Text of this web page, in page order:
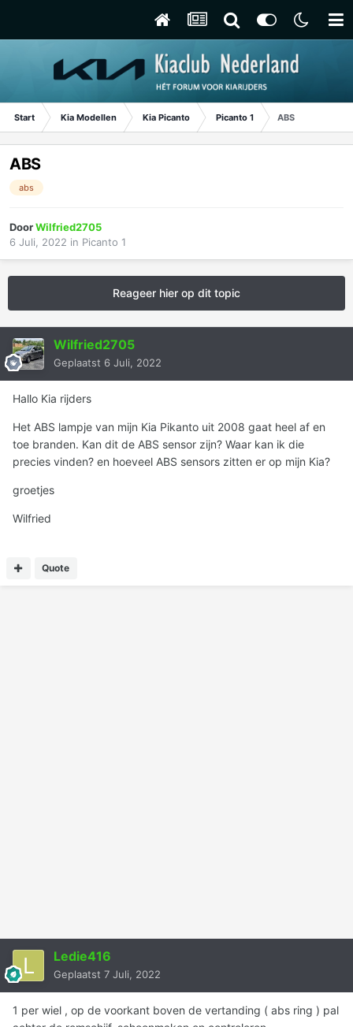
Start Kia Modellen Kia Picanto Picanto 1 ABS
ABS
abs
DoorWilfried2705
6 Juli, 2022 in Picanto 1
Reageer hier op dit topic
Wilfried2705
Geplaatst 6 Juli, 2022
Hallo Kia rijders
Het ABS lampje van mijn Kia Pikanto uit 2008 gaat heel af en
toe branden. Kan dit de ABS sensor zijn? Waar kan ik die
precies vinden? en hoeveel ABS sensors zitten er op mijn Kia?
groetjes
Wilfried
Quote
Ledie416
Geplaatst 7 Juli, 2022
1 per wiel , op de voorkant boven de vertanding ( abs ring ) pal